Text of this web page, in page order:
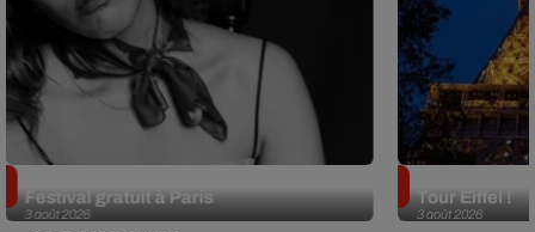
3 août 2026
Festival gratuit à Paris
3 août 2026
Tour Eiffel !